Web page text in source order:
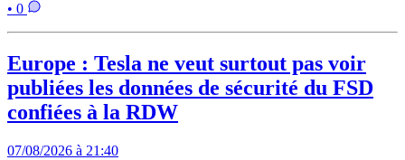
• 0
Europe : Tesla ne veut surtout pas voir
publiées les données de sécurité du FSD
confiées à la RDW
07/08/2026 à 21:40